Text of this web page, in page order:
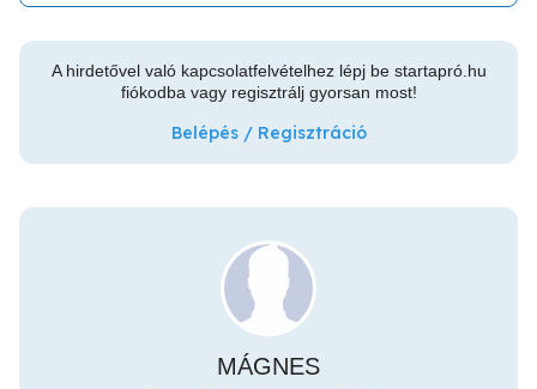
A hirdetővel való kapcsolatfelvételhez lépj be startapró.hu
fiókodba vagy regisztrálj gyorsan most!
Belépés / Regisztráció
MÁGNES